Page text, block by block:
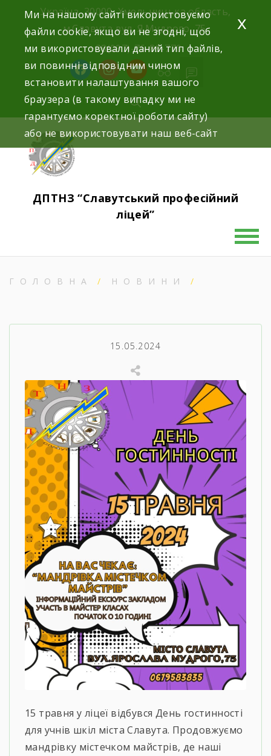
Україна, 30000, Хмельницька область,
м.Славута вул. Я.Мудрого, 75.
+38(097)-76-89-770
ДПТНЗ “Славутський професійний
ліцей”
ГОЛОВНА НОВИНИ
15.05.2024
15 травня у ліцеї відбувся День гостинності
для учнів шкіл міста Славута. Продовжуємо
мандрівку містечком майстрів, де наші
Ми на нашому сайті використовуємо
файли cookie, якщо ви не згодні, щоб
ми використовували даний тип файлів,
ви повинні відповідним чином
встановити налаштування вашого
браузера (в такому випадку ми не
гарантуємо коректної роботи сайту)
або не використовувати наш веб-сайт
x